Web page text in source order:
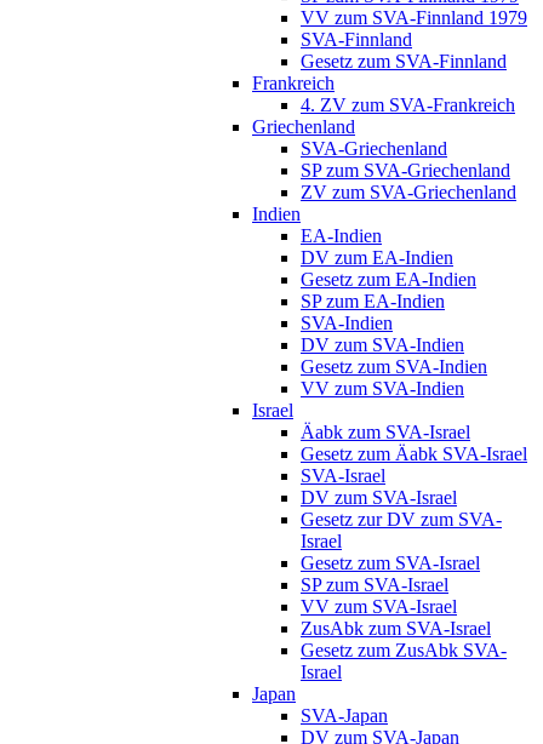
VV zum SVA-Finnland 1979
SVA-Finnland
Gesetz zum SVA-Finnland
Frankreich
4. ZV zum SVA-Frankreich
Griechenland
SVA-Griechenland
SP zum SVA-Griechenland
ZV zum SVA-Griechenland
Indien
EA-Indien
DV zum EA-Indien
Gesetz zum EA-Indien
SP zum EA-Indien
SVA-Indien
DV zum SVA-Indien
Gesetz zum SVA-Indien
VV zum SVA-Indien
Israel
Äabk zum SVA-Israel
Gesetz zum Äabk SVA-Israel
SVA-Israel
DV zum SVA-Israel
Gesetz zur DV zum SVA-
Israel
Gesetz zum SVA-Israel
SP zum SVA-Israel
VV zum SVA-Israel
ZusAbk zum SVA-Israel
Gesetz zum ZusAbk SVA-
Israel
Japan
SVA-Japan
DV zum SVA-Japan